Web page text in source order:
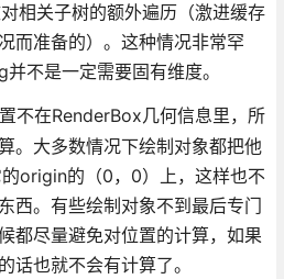
相关子树的额外遍历（激进缓存
而准备的）。这种情况非常罕
不是一定需要固有维度。
不在RenderBox几何信息里，所
。大多数情况下绘制对象都把他
origin的（0，0）上，这样也不
西。有些绘制对象不到最后专门
都尽量避免对位置的计算，如果
话也就不会有计算了。